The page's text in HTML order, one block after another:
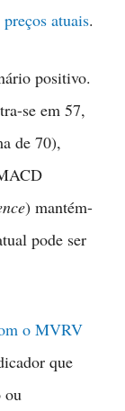
preços atuais.
positivo.
se em 57,
de 70),
) mantém-
pode ser
o MVRV
que
ou